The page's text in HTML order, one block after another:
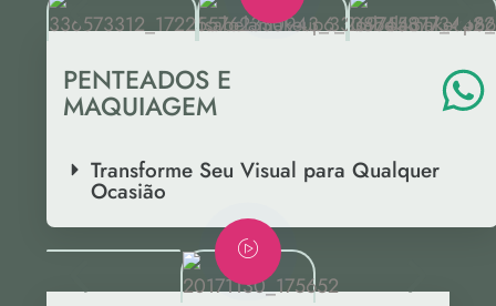
PENTEADOS E
MAQUIAGEM
Transforme Seu Visual para Qualquer
Ocasião